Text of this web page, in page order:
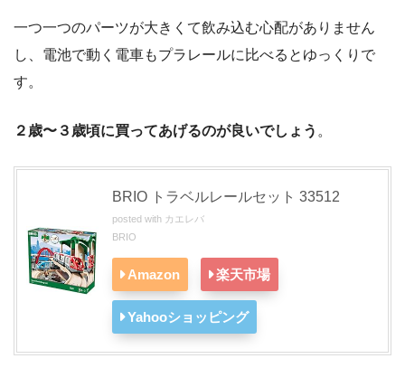
一つ一つのパーツが大きくて飲み込む心配がありません
し、電池で動く電車もプラレールに比べるとゆっくりで
す。
２歳〜３歳頃に買ってあげるのが良いでしょう 。
BRIO トラベルレールセット 33512
posted with カエレバ
BRIO
Amazon 楽天市場
Yahooショッピング